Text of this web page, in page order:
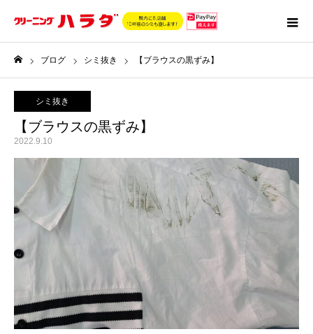
ブログ シミ抜き 【ブラウスの黒ずみ】
シミ抜き
【ブラウスの黒ずみ】
2022.9.10